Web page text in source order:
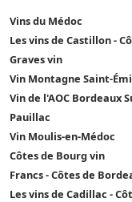
Vins du Médoc
Les vins de Castillon -
Graves vin
Vin Montagne Saint-
Vin de l'AOC Bordeaux
Pauillac
Vin Moulis-en-Médoc
Côtes de Bourg vin
Francs - Côtes de
Les vins de Cadillac -